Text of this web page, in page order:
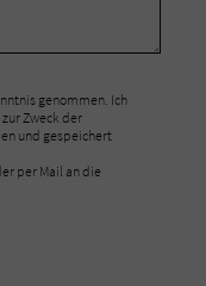
genommen. Ich
Zweck der
und gespeichert
per Mail an die